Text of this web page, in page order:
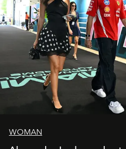
WOMAN